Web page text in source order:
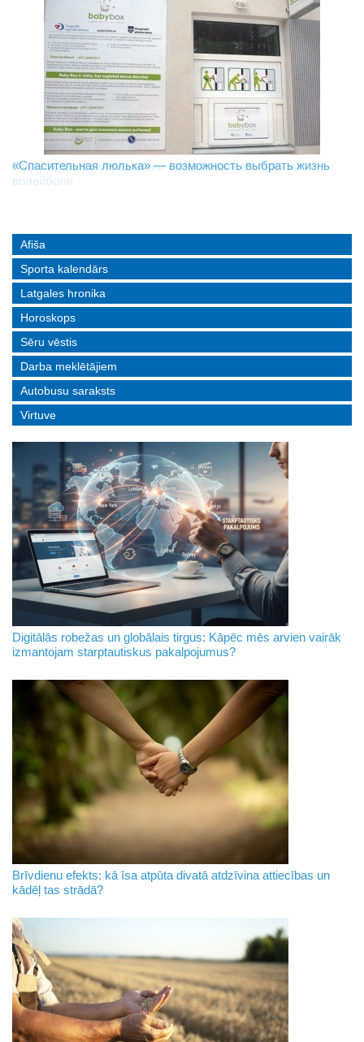
В Даугавпилсе определили сильнейших в пляжном
волейболе
«Спасительная люлька» — возможность выбрать жизнь
Новое поколение пограничников: Даугавпилсское
управление пополнили молодые специалисты
Afiša
Sporta kalendārs
Latgales hronika
Horoskops
Sēru vēstis
Darba meklētājiem
Autobusu saraksts
Virtuve
Digitālās robežas un globālais tirgus: Kāpēc mēs arvien vairāk
izmantojam starptautiskus pakalpojumus?
Brīvdienu efekts: kā īsa atpūta divatā atdzīvina attiecības un
kādēļ tas strādā?